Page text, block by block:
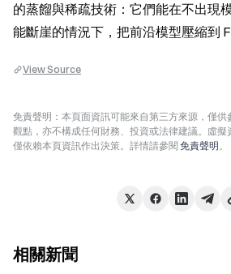
的蒸餾與稀疏技術：它們能在不出現
能斷崖的情況下，把前沿模型壓縮到
View Source
免責聲明：本頁面資訊可能來自第三方來源，僅供
觀點，亦不構成任何財務、投資或法律建議。虛擬
僅依賴本頁資訊作出決策。詳情請參閱 免責聲明。
相關新聞